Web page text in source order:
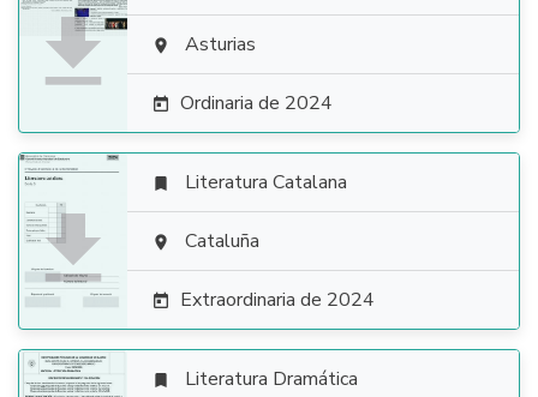
  Asturias
 Ordinaria de 2024

 Literatura Catalana
 Cataluña
 Extraordinaria de 2024
 Literatura Dramática